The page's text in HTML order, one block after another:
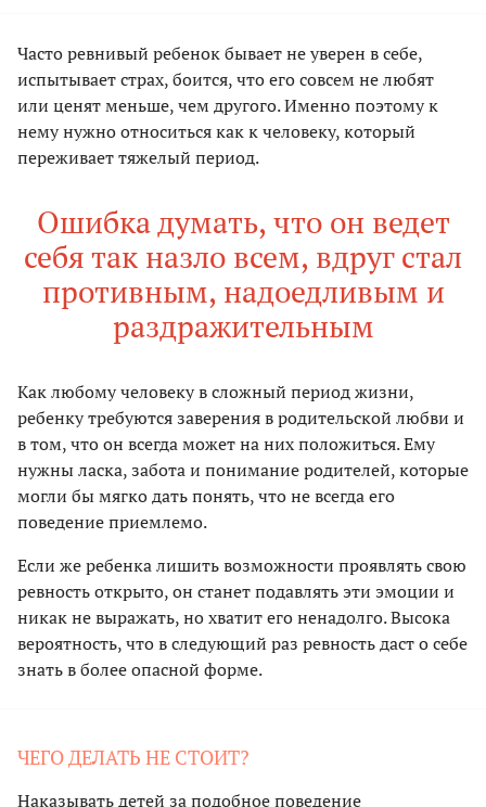
Часто ревнивый ребенок бывает не уверен в себе,
испытывает страх, боится, что его совсем не любят
или ценят меньше, чем другого. Именно поэтому к
нему нужно относиться как к человеку, который
переживает тяжелый период.
Ошибка думать, что он ведет
себя так назло всем, вдруг стал
противным, надоедливым и
раздражительным
Как любому человеку в сложный период жизни,
ребенку требуются заверения в родительской любви и
в том, что он всегда может на них положиться. Ему
нужны ласка, забота и понимание родителей, которые
могли бы мягко дать понять, что не всегда его
поведение приемлемо.
Если же ребенка лишить возможности проявлять свою
ревность открыто, он станет подавлять эти эмоции и
никак не выражать, но хватит его ненадолго. Высока
вероятность, что в следующий раз ревность даст о себе
знать в более опасной форме.
ЧЕГО ДЕЛАТЬ НЕ СТОИТ?
Наказывать детей за подобное поведение